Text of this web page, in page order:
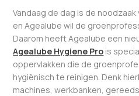
Vandaag de dag is de
en Agealube wil de
Daarom heeft Agealube een
Agealube Hygiene Pro is
oppervlakken die de
hygiënisch te reinigen. Denk
machines, werkbanken,